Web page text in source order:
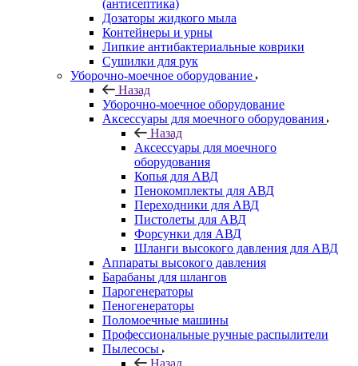
(антисептика)
Дозаторы жидкого мыла
Контейнеры и урны
Липкие антибактериальные коврики
Сушилки для рук
Уборочно-моечное оборудование
Назад
Уборочно-моечное оборудование
Аксессуары для моечного оборудования
Назад
Аксессуары для моечного
оборудования
Копья для АВД
Пенокомплекты для АВД
Переходники для АВД
Пистолеты для АВД
Форсунки для АВД
Шланги высокого давления для АВД
Аппараты высокого давления
Барабаны для шлангов
Парогенераторы
Пеногенераторы
Поломоечные машины
Профессиональные ручные распылители
Пылесосы
Назад